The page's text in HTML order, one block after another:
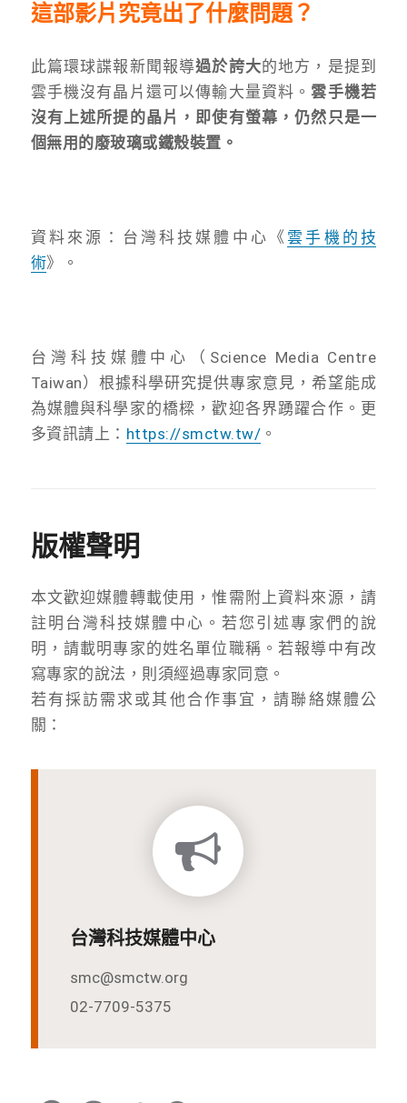
這部影片究竟出了什麼問題？
此篇環球諜報新聞報導過於誇大的地方，是提到
雲手機沒有晶片還可以傳輸大量資料。 雲手機若
沒有上述所提的晶片，即使有螢幕，仍然只是一
個無用的廢玻璃或鐵殼裝置。
資料來源：台灣科技媒體中心《雲手機的技
術》。
台灣科技媒體中心（Science Media Centre
Taiwan）根據科學研究提供專家意見，希望能成
為媒體與科學家的橋樑，歡迎各界踴躍合作。更
多資訊請上： https://smctw.tw/ 。
版權聲明
本文歡迎媒體轉載使用，惟需附上資料來源，請
註明台灣科技媒體中心。若您引述專家們的說
明，請載明專家的姓名單位職稱。若報導中有改
寫專家的說法，則須經過專家同意。
若有採訪需求或其他合作事宜，請聯絡媒體公
關：
台灣科技媒體中心
smc@smctw.org
02-7709-5375